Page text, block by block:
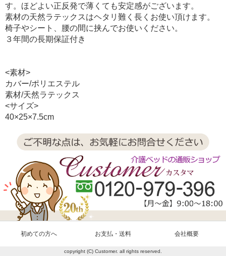
す。ほどよい正反発で薄くても安定感がございます。
素材の天然ラテックスはヘタリ難く長くお使い頂けます。
椅子やシート、腰の間に挟んでお使いください。
３年間の長期保証付き
<素材>
カバー/ポリエステル
素材/天然ラテックス
<サイズ>
40×25×7.5cm
初めての方へ お支払・送料 会社概要
copyright (C) Customer. all rights reserved.